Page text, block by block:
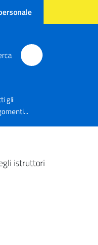
gli
istruttori